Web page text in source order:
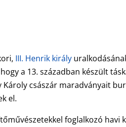
III. Henrik király
a 13. században készült
császár maradványait
el.
foglalkozó havi